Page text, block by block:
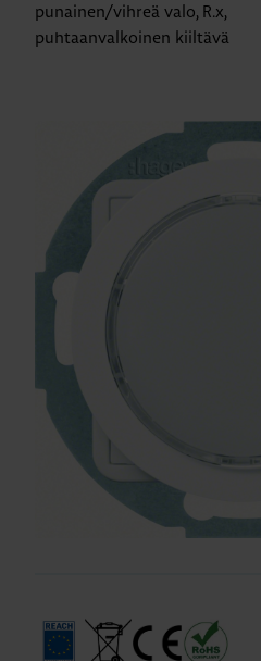
punainen/vihreä valo, R.x,
puhtaanvalkoinen kiiltävä